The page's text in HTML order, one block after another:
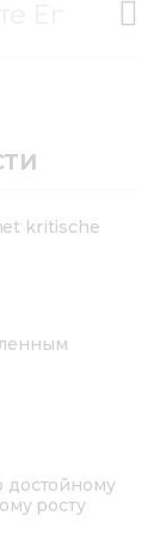
kritische
достойному
росту